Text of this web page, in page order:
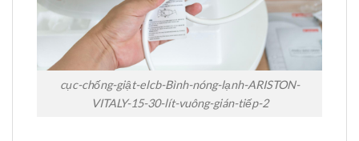
cục-chống-giật-elcb-Bình-nóng-lạnh-ARISTON-
VITALY-15-30-lít-vuông-gián-tiếp-2